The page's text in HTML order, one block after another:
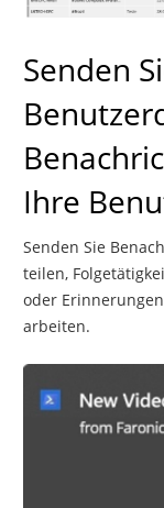
Senden
Ihre
Senden Sie
teilen,
oder
arbeiten.